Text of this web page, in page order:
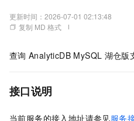
更新时间： 2026-07-01 02:13:48
复制 MD 格式
查询 AnalyticDB MySQL 湖仓版
接口说明
当前服务的接入地址请参见服务